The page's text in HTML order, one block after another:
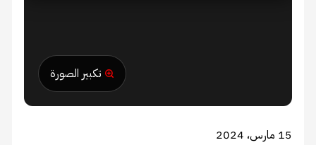
تكبير الصورة
15 مارس، 2024